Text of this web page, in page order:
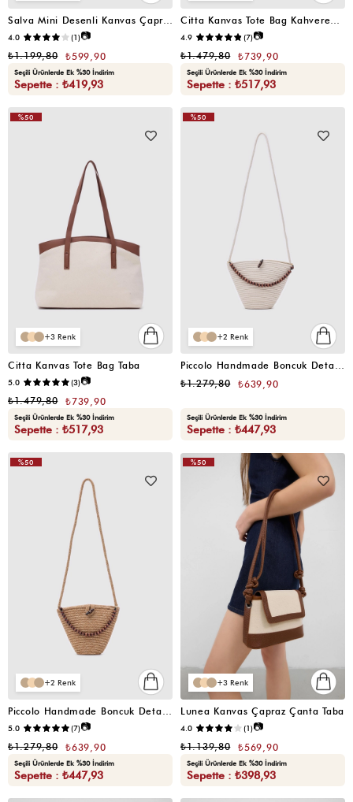
4.0 (1)📷
₺599,90
₺1.199,80
Seçili Ürünlerde Ek %30 İndirim
Sepette : ₺419,93
4.9 (7)📷
₺739,90
₺1.479,80
Seçili Ürünlerde Ek %30 İndirim
Sepette : ₺517,93
3
Citta Kanvas Tote Bag Taba
5.0 (3)📷
₺739,90
₺1.479,80
Seçili Ürünlerde Ek %30 İndirim
Sepette : ₺517,93
%50
2
Piccolo Handmade Boncuk Detaylı Hasır Çanta Krem
₺639,90
₺1.279,80
Seçili Ürünlerde Ek %30 İndirim
Sepette : ₺447,93
%50
2
5.0 (7)📷
₺639,90
₺1.279,80
Seçili Ürünlerde Ek %30 İndirim
Sepette : ₺447,93
%50
3
Lunea Kanvas Çapraz Çanta Taba
4.0 (1)📷
₺569,90
₺1.139,80
Seçili Ürünlerde Ek %30 İndirim
Sepette : ₺398,93
%50